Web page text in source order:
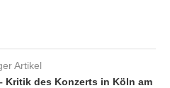
Artikel
Kritik des Konzerts in Köln am